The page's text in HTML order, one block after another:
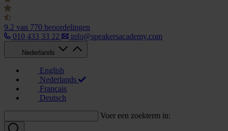
9.2 van 770 beoordelingen
010 433 33 22
info@speakersacademy.com
Nederlands
English
Nederlands
Français
Deutsch
Voer een zoekterm in: